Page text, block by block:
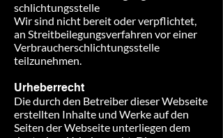
schlichtungs­stelle
Wir sind nicht bereit oder verpflichtet,
an Streitbeilegungsverfahren vor einer
Verbraucherschlichtungsstelle
teilzunehmen.
Urheberrecht
Die durch den Betreiber dieser Webseite
erstellten Inhalte und Werke auf den
Seiten der Webseite unterliegen dem